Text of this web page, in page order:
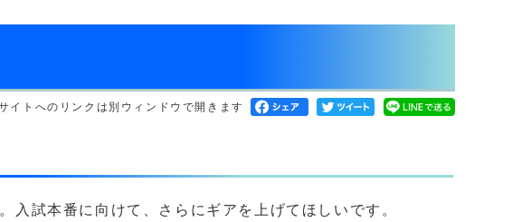
イトへのリンクは別ウィンドウで開きます
試本番に向けて、さらにギアを上げてほしいです。